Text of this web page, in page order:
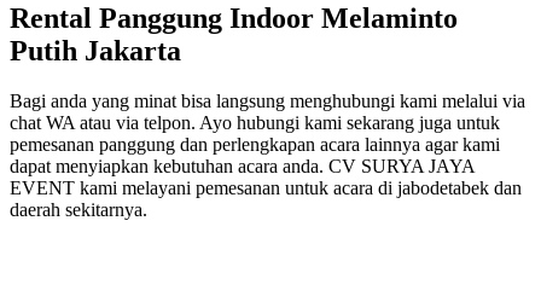
Rental Panggung Indoor Melaminto
Putih Jakarta
Bagi anda yang minat bisa langsung menghubungi kami melalui via
chat WA atau via telpon. Ayo hubungi kami sekarang juga untuk
pemesanan panggung dan perlengkapan acara lainnya agar kami
dapat menyiapkan kebutuhan acara anda. CV SURYA JAYA
EVENT kami melayani pemesanan untuk acara di jabodetabek dan
daerah sekitarnya.